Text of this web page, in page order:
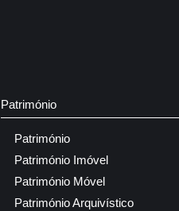
Património
Património
Património Imóvel
Património Móvel
Património Arquivístico